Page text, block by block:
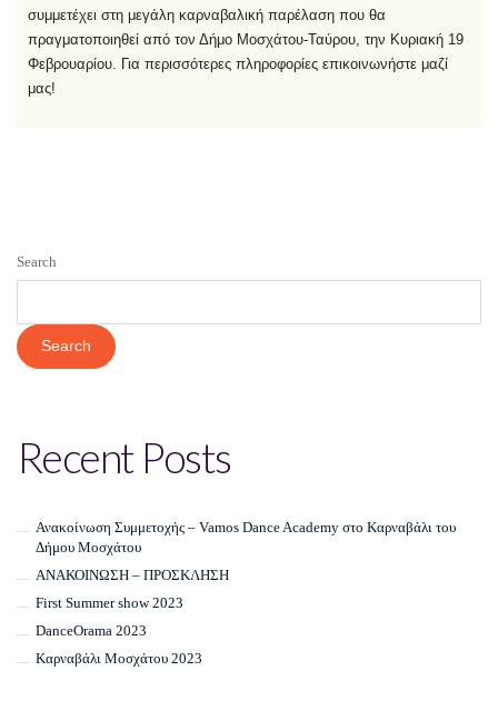
συμμετέχει στη μεγάλη καρναβαλική παρέλαση που θα
πραγματοποιηθεί από τον Δήμο Μοσχάτου-Ταύρου, την Κυριακή 19
Φεβρουαρίου. Για περισσότερες πληροφορίες επικοινωνήστε μαζί
μας!
Search
Search
Recent Posts
Ανακοίνωση Συμμετοχής – Vamos Dance Academy στο Καρναβάλι του
Δήμου Μοσχάτου
ΑΝΑΚΟΙΝΩΣΗ – ΠΡΟΣΚΛΗΣΗ
First Summer show 2023
DanceOrama 2023
Καρναβάλι Μοσχάτου 2023